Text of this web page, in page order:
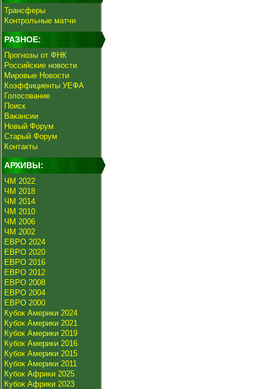
Трансферы
Контрольные матчи
РАЗНОЕ:
Прогнозы от ФНК
Российские новости
Мировые Новости
Коэффициенты УЕФА
Голосование
Поиск
Вакансии
Новый Форум
Старый Форум
Контакты
АРХИВЫ:
ЧМ 2022
ЧМ 2018
ЧМ 2014
ЧМ 2010
ЧМ 2006
ЧМ 2002
ЕВРО 2024
ЕВРО 2020
ЕВРО 2016
ЕВРО 2012
ЕВРО 2008
ЕВРО 2004
ЕВРО 2000
Кубок Америки 2024
Кубок Америки 2021
Кубок Америки 2019
Кубок Америки 2016
Кубок Америки 2015
Кубок Америки 2011
Кубок Африки 2025
Кубок Африки 2023